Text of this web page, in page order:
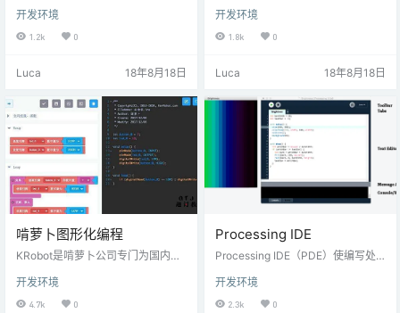
同开发的一个于用于Arduino编程的
图形化工具。目的是为了帮助没有
接触过代码编程的人，不管是小朋
把自己的想法变成现实，就可以用A
址：github下载地址：https://githu
b.com/heqichen/ardublock作者网
站：ht…
开发环境
1.2k 0
Luca 18年8月18日
它已可以生成Arduino代码。“Ardubl
ocklyServer”Python包初始化一个
本地服务器，以便能够使用Arduino
都打包在一个自包含的可执行文件
uino代码 将代码加载到Arduino Boa
rd 有用的“代码块警告” …
开发环境
1.8k 0
Luca 18年8月18日
啃萝卜图形化编程
KRobot是啃萝卜公司专门为国内广
件。KRobot是自主研发且具有自主
知识产权的优秀IDE，对Arduino初
开发环境
4.7k 0
Processing IDE
Processing IDE（PDE）使编写处
器中编写，然后按“运行”按钮启动。
在Processing中，计算机程序称为
开发环境
2.3k 0